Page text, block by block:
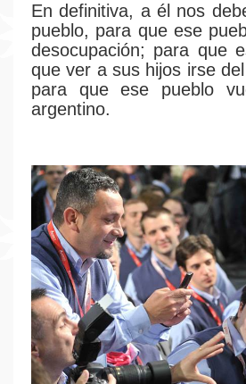
En definitiva, a él nos
pueblo, para que ese
desocupación; para que
que ver a sus hijos irse
para que ese pueblo
argentino.